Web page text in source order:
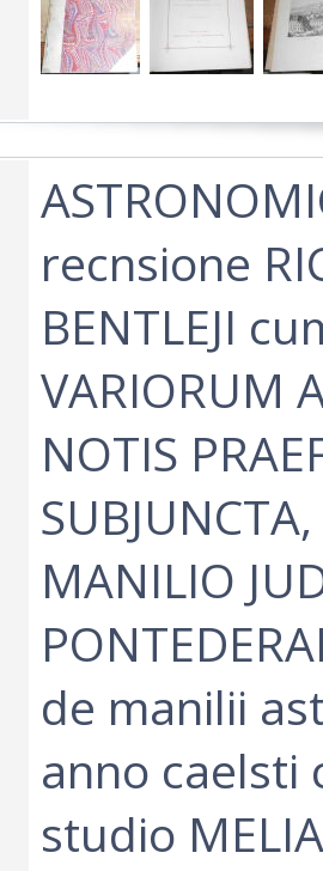
recnsione
BENTLEJI
VARIORUM
NOTIS
MANILIO
de manilii
anno caelsti
studio